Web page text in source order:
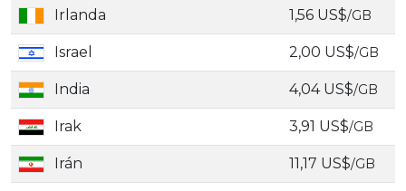
Irlanda 1,56 US$/GB
Israel 2,00 US$/GB
India 4,04 US$/GB
Irak 3,91 US$/GB
Irán 11,17 US$/GB